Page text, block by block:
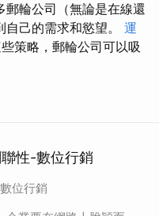
郵輪公司（無論是在線還
己的需求和慾望。 運
策略，郵輪公司可以吸
性-數位行銷
位行銷